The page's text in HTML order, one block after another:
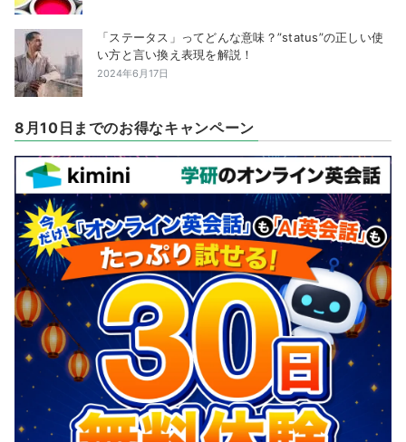
「ステータス」ってどんな意味？”status”の正しい使
い方と言い換え表現を解説！
2024年6月17日
8月10日までのお得なキャンペーン